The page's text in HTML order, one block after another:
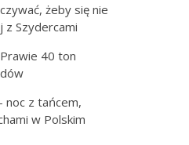
żeby się nie
z Szydercami
Prawie 40 ton
noc z tańcem,
w Polskim